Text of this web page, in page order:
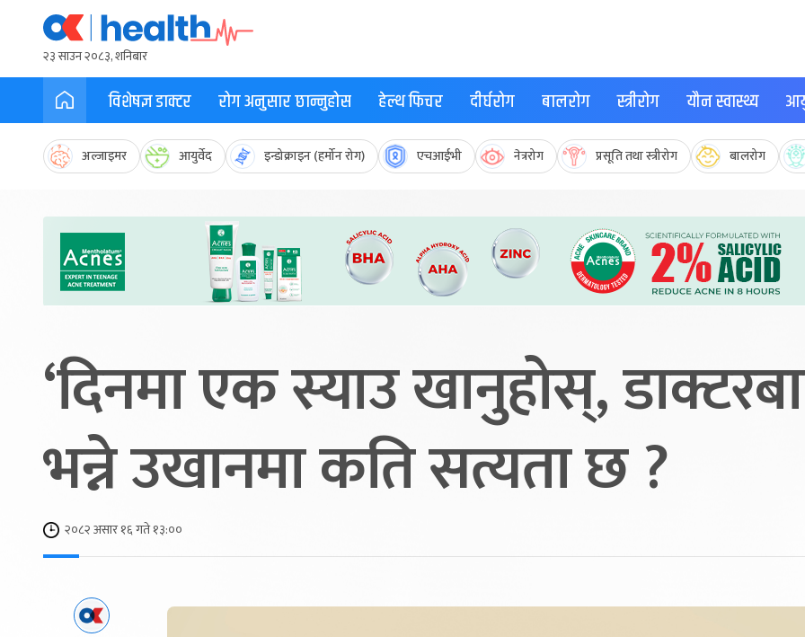
२३ साउन २०८३, शनिबार
विशेषज्ञ डाक्टर रोग अनुसार छान्नुहोस हेल्थ फिचर दीर्घरोग बालरोग स्त्रीरोग यौन स्वास्थ्य
अल्जाइमर आयुर्वेद इन्डोक्राइन (हर्मोन रोग) एचआईभी नेत्ररोग प्रसूति तथा स्त्रीरोग बालरोग
‘दिनमा एक स्याउ खानुहोस्,
भन्ने उखानमा कति सत्यता छ ?
२०८२ असार १६ गते १३:००